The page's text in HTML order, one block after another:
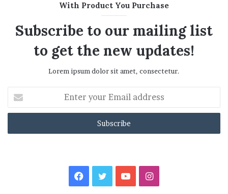
With Product You Purchase
Subscribe to our mailing list
to get the new updates!
Lorem ipsum dolor sit amet, consectetur.
your
Email
Facebook
TwitterYouTubeInstagram